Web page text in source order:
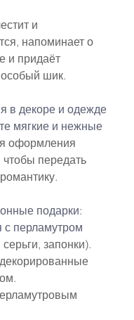
и
напоминает о
и придаёт
шик.
в декоре и одежде
мягкие и нежные
оформления
чтобы передать
подарки:
перламутром
серьги, запонки).